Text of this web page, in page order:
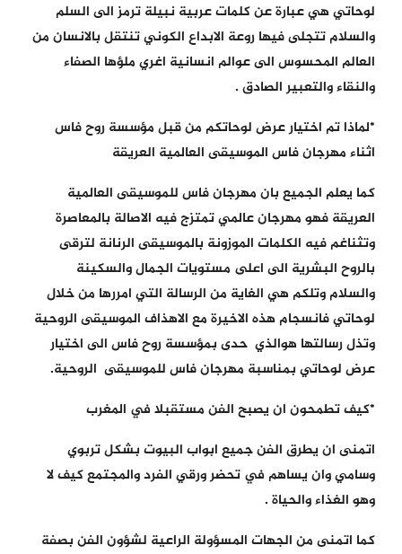
لوحاتي هي عبارة عن كلمات عربية نبيلة ترمز الى السلم
والسلام تتجلى فيها روعة الابداع الكوني تنتقل بالانسان من
العالم المحسوس الى عوالم انسانية اغري ملؤها الصفاء
والنقاء والتعبير الصادق .
*لماذا تم اختيار عرض لوحاتكم من قبل مؤسسة روح فاس
اثناء مهرجان فاس الموسيقى العالمية العريقة
كما يعلم الجميع بان مهرجان فاس للموسيقى العالمية
العريقة فهو مهرجان عالمي تمتزج فيه الاصالة بالمعاصرة
وتثناغم فيه الكلمات الموزونة بالموسيقى الرنانة لترقى
بالروح البشرية الى اعلى مستويات الجمال والسكينة
والسلام وتلكم هي الغاية من الرسالة التي امررها من خلال
لوحاتي فانسجام هذه الاخيرة مع الاهذاف الموسيقى الروحية
وتذل رسالتها هوالذي حدى بمؤسسة روح فاس الى اختيار
عرض لوحاتي بمناسبة مهرجان فاس للموسيقى الروحية.
*كيف تطمحون ان يصبح الفن مستقبلا في المغرب
اتمنى ان يطرق الفن جميع ابواب البيوت بشكل تربوي
وسامي وان يساهم في تحضر ورقي الفرد والمجتمع كيف لا
وهو الغذاء والحياة .
كما اتمنى من الجهات المسؤولة الراعية لشؤون الفن بصفة